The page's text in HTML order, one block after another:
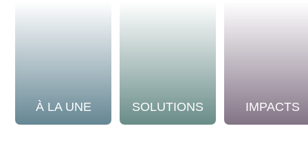
À LA UNE SOLUTIONS IMPACTS